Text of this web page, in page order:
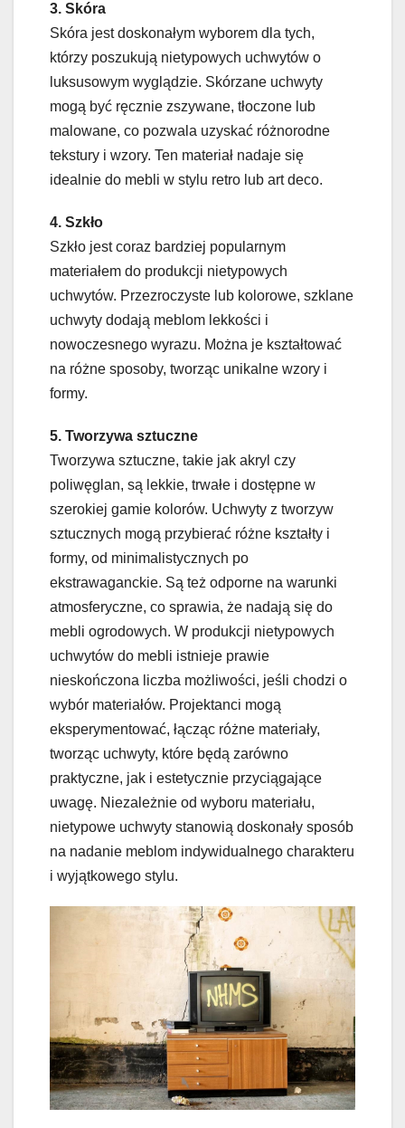
3. Skóra
Skóra jest doskonałym wyborem dla tych,
którzy poszukują nietypowych uchwytów o
luksusowym wyglądzie. Skórzane uchwyty
mogą być ręcznie zszywane, tłoczone lub
malowane, co pozwala uzyskać różnorodne
tekstury i wzory. Ten materiał nadaje się
idealnie do mebli w stylu retro lub art deco.
4. Szkło
Szkło jest coraz bardziej popularnym
materiałem do produkcji nietypowych
uchwytów. Przezroczyste lub kolorowe, szklane
uchwyty dodają meblom lekkości i
nowoczesnego wyrazu. Można je kształtować
na różne sposoby, tworząc unikalne wzory i
formy.
5. Tworzywa sztuczne
Tworzywa sztuczne, takie jak akryl czy
poliwęglan, są lekkie, trwałe i dostępne w
szerokiej gamie kolorów. Uchwyty z tworzyw
sztucznych mogą przybierać różne kształty i
formy, od minimalistycznych po
ekstrawaganckie. Są też odporne na warunki
atmosferyczne, co sprawia, że nadają się do
mebli ogrodowych. W produkcji nietypowych
uchwytów do mebli istnieje prawie
nieskończona liczba możliwości, jeśli chodzi o
wybór materiałów. Projektanci mogą
eksperymentować, łącząc różne materiały,
tworząc uchwyty, które będą zarówno
praktyczne, jak i estetycznie przyciągające
uwagę. Niezależnie od wyboru materiału,
nietypowe uchwyty stanowią doskonały sposób
na nadanie meblom indywidualnego charakteru
i wyjątkowego stylu.